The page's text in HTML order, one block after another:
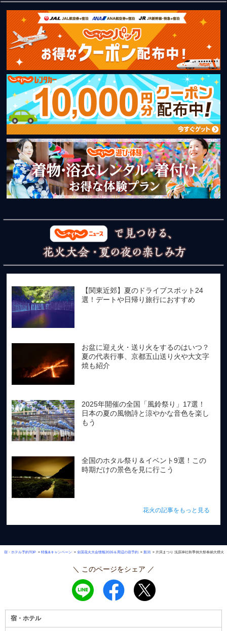
【関東近郊】夏のドライブスポット24
選！デートや日帰り旅行におすすめ
お盆に迎え火・送り火をするのはいつ？
夏の代表行事、京都五山送り火や大文字
焼も紹介
2025年開催の全国「風鈴祭り」17選！
日本の夏の風物詩と涼やかな音色を楽し
もう
全国のホタル祭り＆イベント9選！この
時期だけの景色を見に行こう
花火の記事をもっと見る
宿・ホテル予約TOP » 特集&キャンペーン » 全国花火大会情報2026＆周辺の宿予約 » 新潟 » 片貝まつり 浅原神社秋季例大祭奉納大煙火
＼ このページをシェア ／
宿・ホテル